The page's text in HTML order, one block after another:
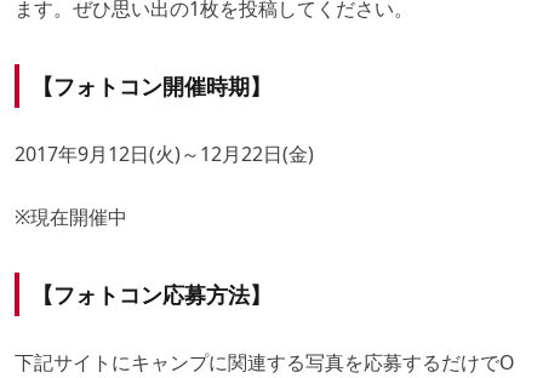
ます。ぜひ思い出の1枚を投稿してください。
【フォトコン開催時期】
2017年9月12日(火)～12月22日(金)
※現在開催中
【フォトコン応募方法】
下記サイトにキャンプに関連する写真を応募するだけでO